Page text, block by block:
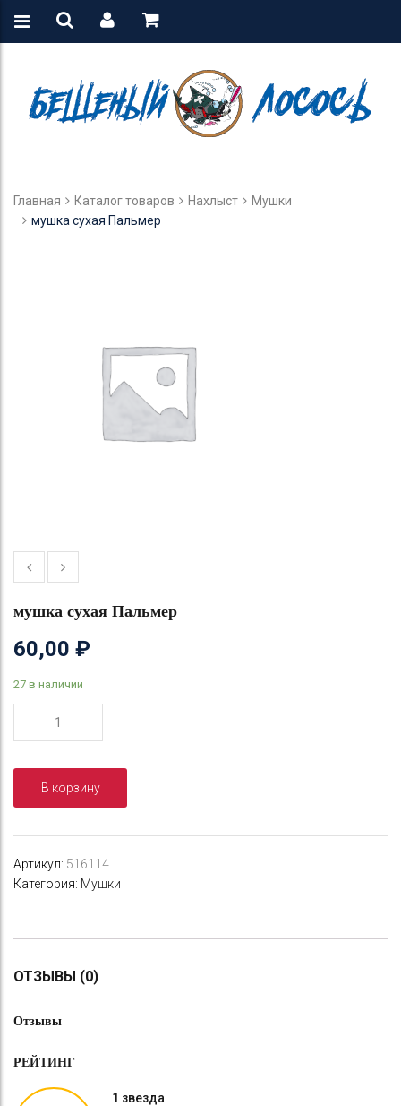
Главная Каталог товаров Нахлыст
Мушки
мушка сухая Пальмер
мушка сухая Пальмер
60,00 ₽
27 в наличии
сухая
ПальмерВ корзину
Артикул: 516114
Категория: Мушки
ОТЗЫВЫ (0)
Отзывы
РЕЙТИНГ
1 звезда